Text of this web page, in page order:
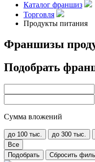
Каталог франшиз
Торговля
Продукты питания
Франшизы
Подобрать
Сумма вложений
до 100 тыс. до 300 тыс.
Все
Подобрать
Сбросить